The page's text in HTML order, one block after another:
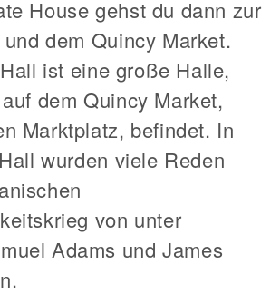
House gehst du dann zur
dem Quincy Market.
ist eine große Halle,
dem Quincy Market,
Marktplatz, befindet. In
wurden viele Reden
von unter
Adams und James